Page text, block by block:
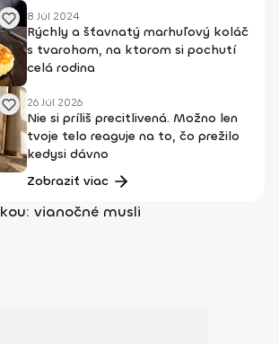
8 Júl 2024
Rýchly a šťavnatý marhuľový koláč
s tvarohom, na ktorom si pochutí
celá rodina
26 Júl 2026
Nie si príliš precitlivená. Možno len
tvoje telo reaguje na to, čo prežilo
kedysi dávno
Zobraziť viac
vianočné musli